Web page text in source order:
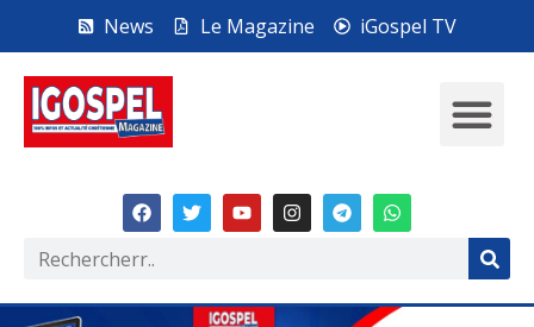
News Le Magazine iGospel TV